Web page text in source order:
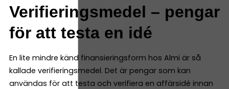
Verifieringsmedel – pengar
för att testa en idé
En lite mindre känd finansieringsform hos Almi är så
kallade verifieringsmedel. Det är pengar som kan
användas för att testa och verifiera en affärsidé innan